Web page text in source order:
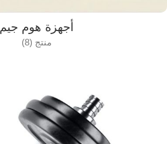
أجهزة هوم جيم
منتج (8)